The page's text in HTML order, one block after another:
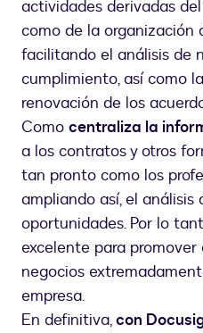
actividades derivadas
como de la organización
facilitando el análisis de
cumplimiento, así como
renovación de los
Como centraliza la
a los contratos y otros
tan pronto como los
ampliando así, el análisis
oportunidades. Por lo
excelente para
negocios
empresa.
En definitiva,con